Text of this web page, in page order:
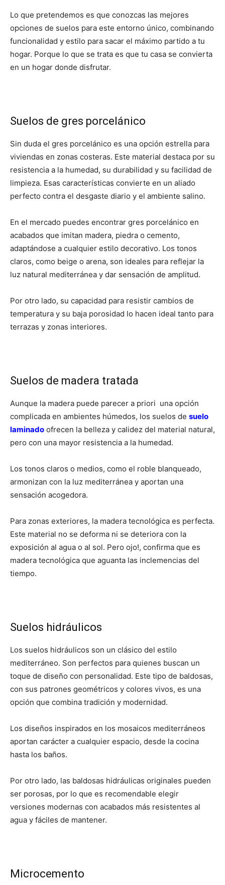
Lo que pretendemos es que conozcas las mejores
opciones de suelos para este entorno único, combinando
funcionalidad y estilo para sacar el máximo partido a tu
hogar. Porque lo que se trata es que tu casa se convierta
en un hogar donde disfrutar.
Suelos de gres porcelánico
Sin duda el gres porcelánico es una opción estrella para
viviendas en zonas costeras. Este material destaca por su
resistencia a la humedad, su durabilidad y su facilidad de
limpieza. Esas características convierte en un aliado
perfecto contra el desgaste diario y el ambiente salino.
En el mercado puedes encontrar gres porcelánico en
acabados que imitan madera, piedra o cemento,
adaptándose a cualquier estilo decorativo. Los tonos
claros, como beige o arena, son ideales para reflejar la
luz natural mediterránea y dar sensación de amplitud.
Por otro lado, su capacidad para resistir cambios de
temperatura y su baja porosidad lo hacen ideal tanto para
terrazas y zonas interiores.
Suelos de madera tratada
Aunque la madera puede parecer a priori una opción
complicada en ambientes húmedos, los suelos de suelo
laminado ofrecen la belleza y calidez del material natural,
pero con una mayor resistencia a la humedad.
Los tonos claros o medios, como el roble blanqueado,
armonizan con la luz mediterránea y aportan una
sensación acogedora.
Para zonas exteriores, la madera tecnológica es perfecta.
Este material no se deforma ni se deteriora con la
exposición al agua o al sol. Pero ojo!, confirma que es
madera tecnológica que aguanta las inclemencias del
tiempo.
Suelos hidráulicos
Los suelos hidráulicos son un clásico del estilo
mediterráneo. Son perfectos para quienes buscan un
toque de diseño con personalidad. Este tipo de baldosas,
con sus patrones geométricos y colores vivos, es una
opción que combina tradición y modernidad.
Los diseños inspirados en los mosaicos mediterráneos
aportan carácter a cualquier espacio, desde la cocina
hasta los baños.
Por otro lado, las baldosas hidráulicas originales pueden
ser porosas, por lo que es recomendable elegir
versiones modernas con acabados más resistentes al
agua y fáciles de mantener.
Microcemento